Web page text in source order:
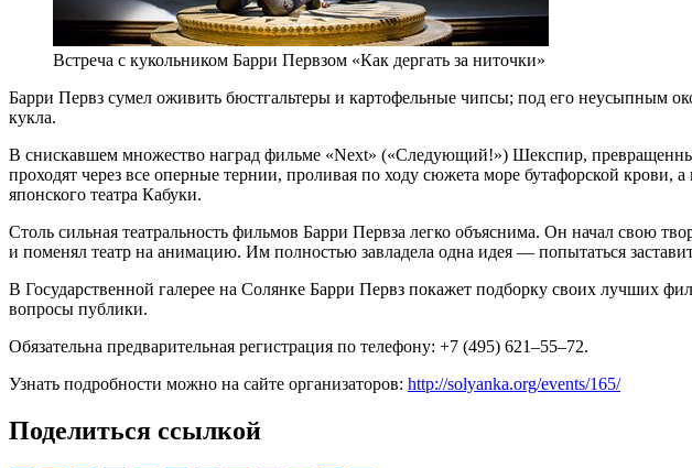
Встреча с кукольником Барри Первзом «Как дергать за ниточки»
Барри Первз сумел оживить бюстгальтеры и картофельные чипсы; под его неусыпным
кукла.
В снискавшем множество наград фильме «Next» («Следующий!») Шекспир,
проходят через все оперные тернии, проливая по ходу сюжета море бутафорской
японского театра Кабуки.
Столь сильная театральность фильмов Барри Первза легко объяснима. Он начал свою
и поменял театр на анимацию. Им полностью завладела одна идея — попытаться
В Государственной галерее на Солянке Барри Первз покажет подборку своих лучших
вопросы публики.
Обязательна предварительная регистрация по телефону: +7 (495) 621–55–72.
Узнать подробности можно на сайте организаторов: http://solyanka.org/events/165/
Поделиться ссылкой